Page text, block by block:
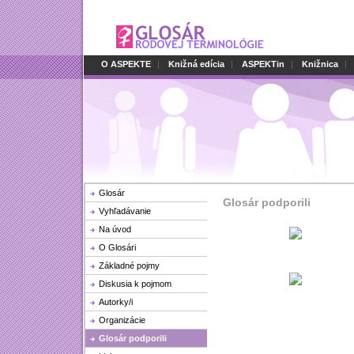
O ASPEKTE | Knižná edícia | ASPEKTin | Knižnica |
Glosár
Vyhľadávanie
Na úvod
O Glosári
Základné pojmy
Diskusia k pojmom
Autorky/i
Organizácie
Glosár podporili
Glosár podporili